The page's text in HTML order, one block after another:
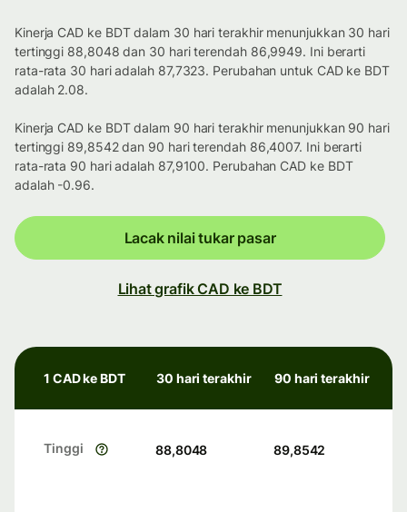
Kinerja CAD ke BDT dalam 30 hari terakhir menunjukkan 30 hari
tertinggi 88,8048 dan 30 hari terendah 86,9949. Ini berarti
rata-rata 30 hari adalah 87,7323. Perubahan untuk CAD ke BDT
adalah 2.08.
Kinerja CAD ke BDT dalam 90 hari terakhir menunjukkan 90 hari
tertinggi 89,8542 dan 90 hari terendah 86,4007. Ini berarti
rata-rata 90 hari adalah 87,9100. Perubahan CAD ke BDT
adalah -0.96.
Lacak nilai tukar pasar
Lihat grafik CAD ke BDT
1 CAD ke BDT 30 hari terakhir 90 hari terakhir
Tinggi 88,8048 89,8542